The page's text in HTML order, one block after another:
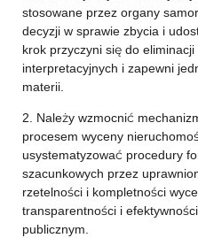
stosowane przez organy
decyzji w sprawie zbycia i
krok przyczyni się do
interpretacyjnych i zapewni
materii.
2. Należy wzmocnić
procesem wyceny
usystematyzować procedury
szacunkowych przez
rzetelności i kompletności
transparentności i
publicznym.